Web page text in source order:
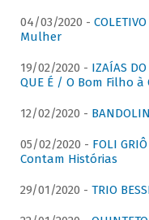
04/03/2020 -
Mulher
19/02/2020 - IZAÍAS
QUE É / O Bom Filho à
12/02/2020 -
05/02/2020 - FOLI
Contam Histórias
29/01/2020 - TRIO